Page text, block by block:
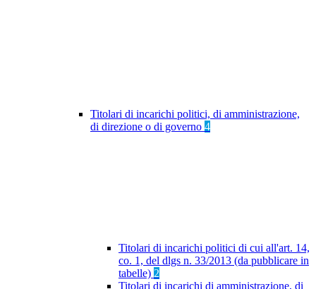
Titolari di incarichi politici, di amministrazione,
di direzione o di governo 4
Titolari di incarichi politici di cui all'art. 14,
co. 1, del dlgs n. 33/2013 (da pubblicare in
tabelle) 2
Titolari di incarichi di amministrazione, di